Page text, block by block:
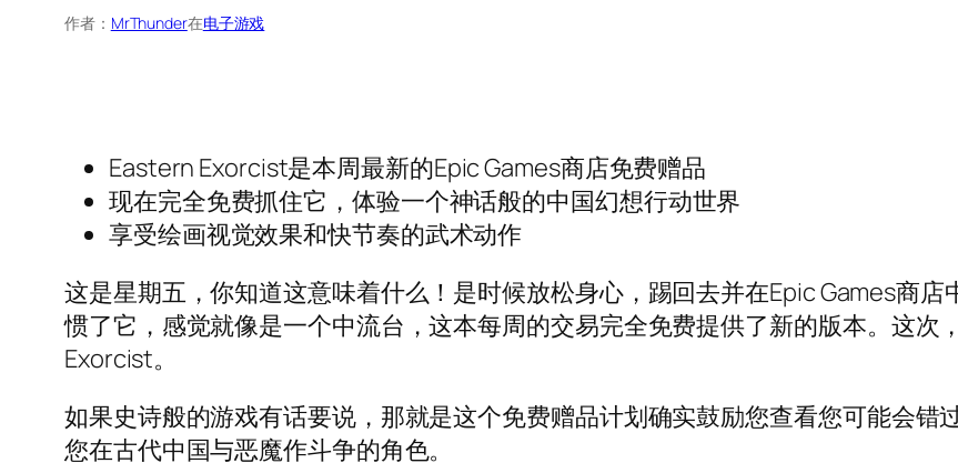
作者： MrThunder在电子游戏
Eastern Exorcist是本周最新的Epic Games商店免费赠品
现在完全免费抓住它，体验一个神话般的中国幻想行动世界
享受绘画视觉效果和快节奏的武术动作
这是星期五，你知道这意味着什么！是时候放松身心，踢回去并在Epic Games商
惯了它，感觉就像是一个中流台，这本每周的交易完全免费提供了新的版本。这次
Exorcist。
如果史诗般的游戏有话要说，那就是这个免费赠品计划确实鼓励您查看您可能会错
您在古代中国与恶魔作斗争的角色。